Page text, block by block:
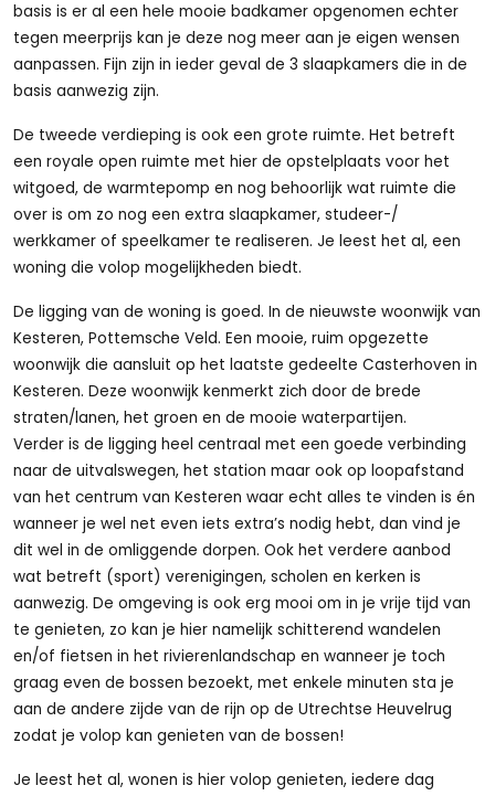
basis is er al een hele mooie badkamer opgenomen echter
tegen meerprijs kan je deze nog meer aan je eigen wensen
aanpassen. Fijn zijn in ieder geval de 3 slaapkamers die in de
basis aanwezig zijn.
De tweede verdieping is ook een grote ruimte. Het betreft
een royale open ruimte met hier de opstelplaats voor het
witgoed, de warmtepomp en nog behoorlijk wat ruimte die
over is om zo nog een extra slaapkamer, studeer-/
werkkamer of speelkamer te realiseren. Je leest het al, een
woning die volop mogelijkheden biedt.
De ligging van de woning is goed. In de nieuwste woonwijk van
Kesteren, Pottemsche Veld. Een mooie, ruim opgezette
woonwijk die aansluit op het laatste gedeelte Casterhoven in
Kesteren. Deze woonwijk kenmerkt zich door de brede
straten/lanen, het groen en de mooie waterpartijen.
Verder is de ligging heel centraal met een goede verbinding
naar de uitvalswegen, het station maar ook op loopafstand
van het centrum van Kesteren waar echt alles te vinden is én
wanneer je wel net even iets extra’s nodig hebt, dan vind je
dit wel in de omliggende dorpen. Ook het verdere aanbod
wat betreft (sport) verenigingen, scholen en kerken is
aanwezig. De omgeving is ook erg mooi om in je vrije tijd van
te genieten, zo kan je hier namelijk schitterend wandelen
en/of fietsen in het rivierenlandschap en wanneer je toch
graag even de bossen bezoekt, met enkele minuten sta je
aan de andere zijde van de rijn op de Utrechtse Heuvelrug
zodat je volop kan genieten van de bossen!
Je leest het al, wonen is hier volop genieten, iedere dag